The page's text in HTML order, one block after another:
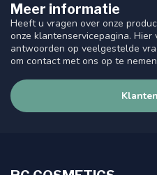
Meer informatie
Heeft u vragen over onze
onze klantenservicepagina.
antwoorden op veelgestelde
om contact met ons op te